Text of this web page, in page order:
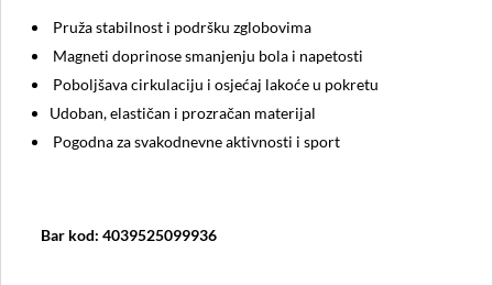
Pruža stabilnost i podršku zglobovima
Magneti doprinose smanjenju bola i napetosti
Poboljšava cirkulaciju i osjećaj lakoće u pokretu
Udoban, elastičan i prozračan materijal
Pogodna za svakodnevne aktivnosti i sport
Bar kod: 4039525099936